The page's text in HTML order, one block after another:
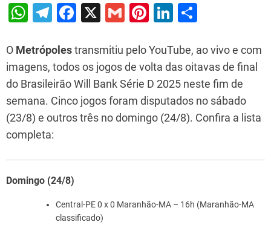
W
at
s
A
p
p
T
e
gr
a
m
F
c
e
b
o
o
X
G
ai
l
Pi
er
e
st
Li
k
e
dI
n
ar
e
O Metrópolestransmitiu pelo YouTube, ao vivo e com
imagens, todos os jogos de volta das oitavas de final
do Brasileirão Will Bank Série D 2025 neste fim de
semana. Cinco jogos foram disputados no sábado
(23/8) e outros três no domingo (24/8). Confira a lista
completa:
Domingo (24/8)
Central-PE 0 x 0 Maranhão-MA – 16h (Maranhão-MA
classificado)